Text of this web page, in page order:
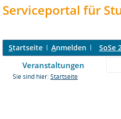
Serviceportal für
Startseite Anmelden SoSe
Veranstaltungen
Sie sind hier: Startseite